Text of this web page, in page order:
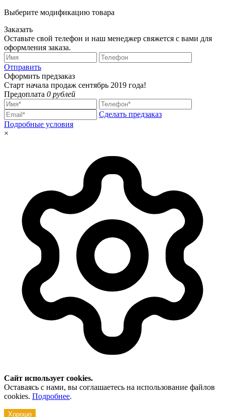
Выберите модификацию товара
Заказать
Оставьте свой телефон и наш менеджер свяжется с вами для
оформления заказа.
Отправить
Оформить предзаказ
Старт начала продаж сентябрь 2019 года!
Предоплата 0 рублей
Сделать предзаказ
Подробные условия
×
Сайт использует cookies.
Оставаясь с нами, вы соглашаетесь на использование файлов
cookies. Подробнее.
Хорошо